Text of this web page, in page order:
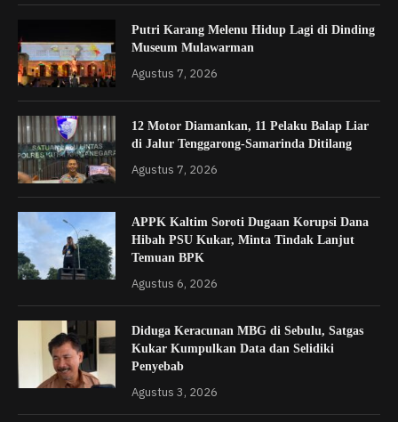
Putri Karang Melenu Hidup Lagi di Dinding
Museum Mulawarman
Agustus 7, 2026
12 Motor Diamankan, 11 Pelaku Balap Liar
di Jalur Tenggarong-Samarinda Ditilang
Agustus 7, 2026
APPK Kaltim Soroti Dugaan Korupsi Dana
Hibah PSU Kukar, Minta Tindak Lanjut
Temuan BPK
Agustus 6, 2026
Diduga Keracunan MBG di Sebulu, Satgas
Kukar Kumpulkan Data dan Selidiki
Penyebab
Agustus 3, 2026